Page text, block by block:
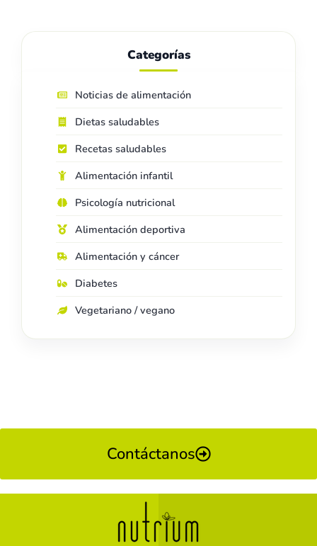
Categorías
Noticias de alimentación
Dietas saludables
Recetas saludables
Alimentación infantil
Psicología nutricional
Alimentación deportiva
Alimentación y cáncer
Diabetes
Vegetariano / vegano
Contáctanos